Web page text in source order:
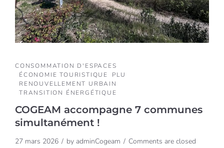
CONSOMMATION D'ESPACES
ÉCONOMIE TOURISTIQUE
PLU
RENOUVELLEMENT URBAIN
TRANSITION ÉNERGÉTIQUE
COGEAM accompagne 7 communes
simultanément !
27 mars 2026 by adminCogeam Comments are closed